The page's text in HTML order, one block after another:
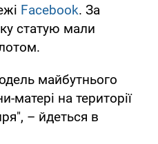
Facebook. За
статую мали
майбутнього
матері на території
– йдеться в